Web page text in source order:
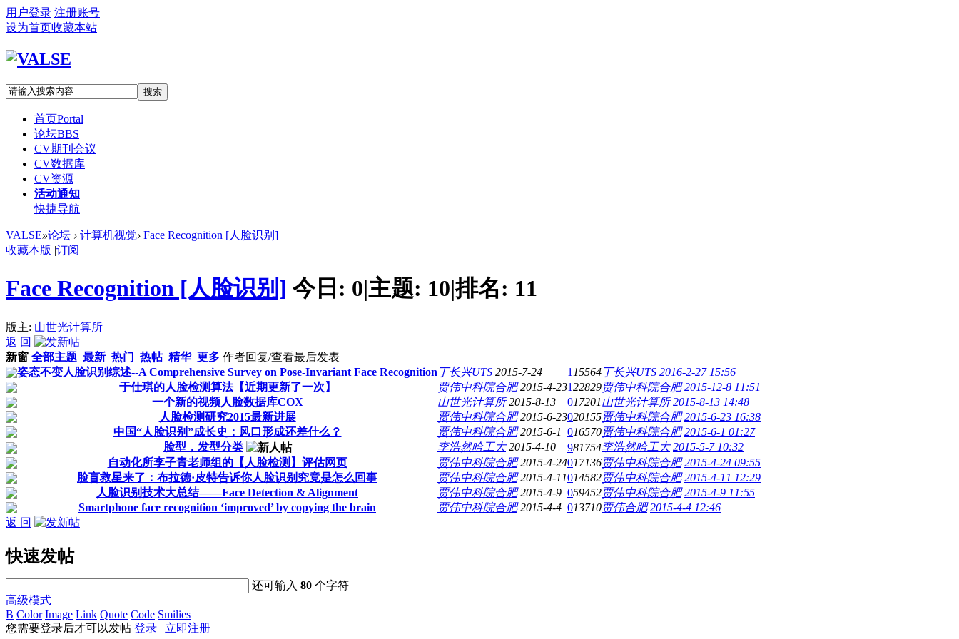
用户登录 注册账号
设为首页收藏本站
搜索
首页Portal
论坛BBS
CV期刊会议
CV数据库
CV资源
活动通知
快捷导航
VALSE»论坛 › 计算机视觉› Face Recognition [人脸识别]
收藏本版 |订阅
Face Recognition [人脸识别] 今日: 0|主题: 10|排名: 11
版主: 山世光计算所
返 回
新窗 全部主题 最新 热门 热帖 精华 更多 作者回复/查看最后发表
姿态不变人脸识别综述--A Comprehensive Survey on Pose-Invariant Face Recognition 丁长兴UTS 2015-7-24 1 15564丁长兴UTS 2016-2-27 15:56
于仕琪的人脸检测算法【近期更新了一次】
贾伟中科院合肥 2015-4-23122829贾伟中科院合肥 2015-12-8 11:51
一个新的视频人脸数据库COX
山世光计算所 2015-8-13 017201山世光计算所 2015-8-13 14:48
人脸检测研究2015最新进展
贾伟中科院合肥 2015-6-23020155贾伟中科院合肥 2015-6-23 16:38
中国“人脸识别”成长史：风口形成还差什么？
贾伟中科院合肥 2015-6-1 016570贾伟中科院合肥 2015-6-1 01:27
脸型，发型分类
李浩然哈工大 2015-4-10 981754李浩然哈工大 2015-5-7 10:32
自动化所李子青老师组的【人脸检测】评估网页
贾伟中科院合肥 2015-4-24017136贾伟中科院合肥 2015-4-24 09:55
脸盲救星来了：布拉德·皮特告诉你人脸识别究竟是怎么回事
贾伟中科院合肥 2015-4-11014582贾伟中科院合肥 2015-4-11 12:29
人脸识别技术大总结——Face Detection & Alignment
贾伟中科院合肥 2015-4-9 059452贾伟中科院合肥 2015-4-9 11:55
Smartphone face recognition ‘improved’ by copying the brain
贾伟中科院合肥 2015-4-4 013710贾伟合肥 2015-4-4 12:46
返 回
快速发帖
还可输入80 个字符
高级模式
B Color Image Link Quote Code Smilies
您需要登录后才可以发帖 登录 | 立即注册